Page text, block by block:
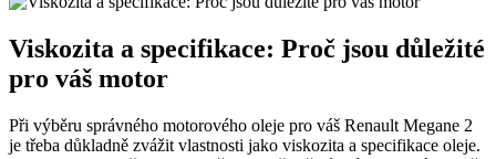
Viskozita a specifikace: Proč jsou důležité
pro váš motor
Při výběru správného motorového oleje pro váš Renault Megane 2
je třeba důkladně zvážit vlastnosti jako viskozita a specifikace oleje.